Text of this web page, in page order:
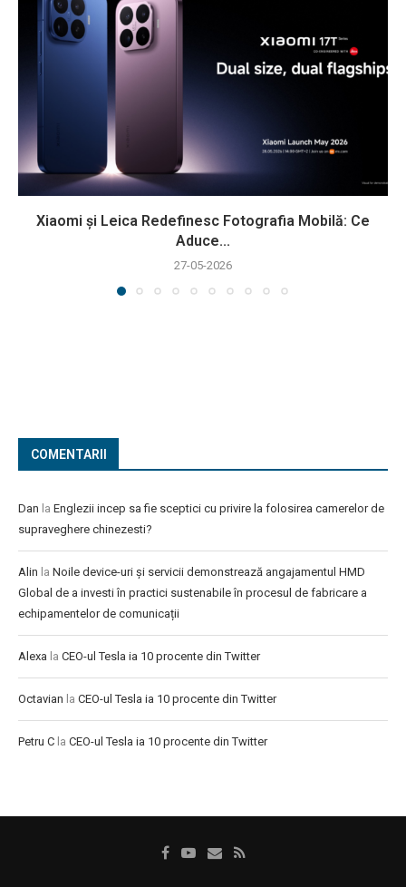
Xiaomi și Leica Redefinesc Fotografia Mobilă: Ce
Aduce...
27-05-2026
COMENTARII
Dan la Englezii incep sa fie sceptici cu privire la folosirea camerelor de
supraveghere chinezesti?
Alin la Noile device-uri și servicii demonstrează angajamentul HMD
Global de a investi în practici sustenabile în procesul de fabricare a
echipamentelor de comunicații
Alexa la CEO-ul Tesla ia 10 procente din Twitter
Octavian la CEO-ul Tesla ia 10 procente din Twitter
Petru C la CEO-ul Tesla ia 10 procente din Twitter